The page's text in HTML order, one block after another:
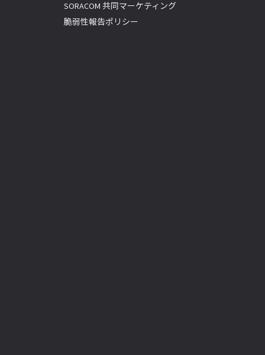
SORACOM 共同マーケティング
脆弱性報告ポリシー